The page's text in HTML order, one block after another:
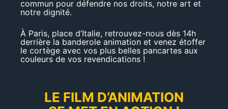
commun pour défendre nos droits, notre art et
notre dignité.
À Paris, place d’Italie, retrouvez-nous dès 14h
derrière la banderole animation et venez étoffer
le cortège avec vos plus belles pancartes aux
couleurs de vos revendications !
LE FILM D’ANIMATION